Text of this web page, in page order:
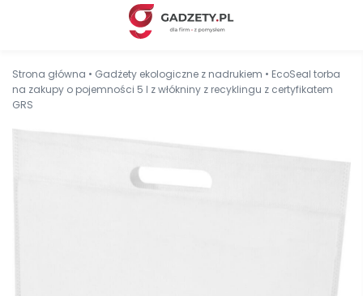
Strona główna • Gadżety ekologiczne z nadrukiem • EcoSeal torba
na zakupy o pojemności 5 l z włókniny z recyklingu z certyfikatem
GRS